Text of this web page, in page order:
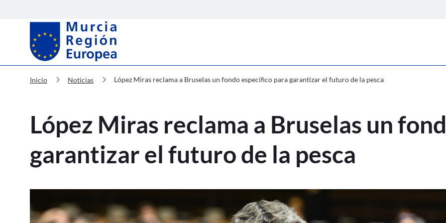
Murcia Región Europea López Miras reclama a Bruselas un fondo
Inicio chevron_right Noticias chevron_right López Miras reclama a Bruselas un fondo específico para garantizar el futuro de la pesca
López Miras reclama a Bruselas un
garantizar el futuro de la pesca